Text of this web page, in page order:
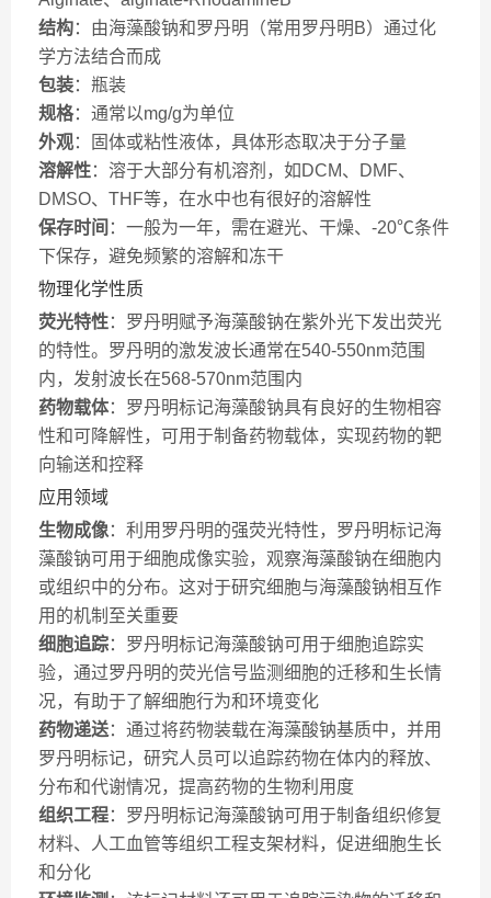
结构：由海藻酸钠和罗丹明（常用罗丹明B）通过化
学方法结合而成
包装：瓶装
规格：通常以mg/g为单位
外观：固体或粘性液体，具体形态取决于分子量
溶解性：溶于大部分有机溶剂，如DCM、DMF、
DMSO、THF等，在水中也有很好的溶解性
保存时间 ：一般为一年，需在避光、干燥、-20℃条件
下保存，避免频繁的溶解和冻干
物理化学性质
荧光特性：罗丹明赋予海藻酸钠在紫外光下发出荧光
的特性。罗丹明的激发波长通常在540-550nm范围
内，发射波长在568-570nm范围内
药物载体：罗丹明标记海藻酸钠具有良好的生物相容
性和可降解性，可用于制备药物载体，实现药物的靶
向输送和控释
应用领域
生物成像：利用罗丹明的强荧光特性，罗丹明标记海
藻酸钠可用于细胞成像实验，观察海藻酸钠在细胞内
或组织中的分布。这对于研究细胞与海藻酸钠相互作
用的机制至关重要
细胞追踪：罗丹明标记海藻酸钠可用于细胞追踪实
验，通过罗丹明的荧光信号监测细胞的迁移和生长情
况，有助于了解细胞行为和环境变化
药物递送：通过将药物装载在海藻酸钠基质中，并用
罗丹明标记，研究人员可以追踪药物在体内的释放、
分布和代谢情况，提高药物的生物利用度
组织工程：罗丹明标记海藻酸钠可用于制备组织修复
材料、人工血管等组织工程支架材料，促进细胞生长
和分化